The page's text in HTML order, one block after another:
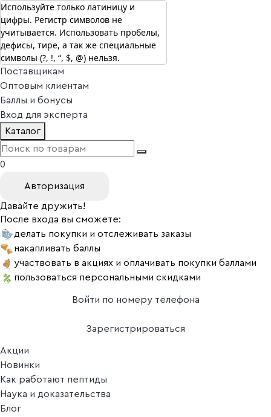
г. Москва
Vitual Peptide +7 (800) 101-13-25
Специалистам
Поставщикам
Оптовым клиентам
Баллы и бонусы
Вход для эксперта
Каталог
0
Авторизация
Давайте дружить!
После входа вы сможете:
делать покупки и отслеживать заказы
накапливать баллы
участвовать в акциях и оплачивать покупки баллами
пользоваться персональными скидками
Войти по номеру телефона
Зарегистрироваться
Акции
Новинки
Как работают пептиды
Наука и доказательства
Блог
Используйте только латиницу и
цифры. Регистр символов не
учитывается. Использовать пробелы,
дефисы, тире, а так же специальные
символы (?, !, “, $, @) нельзя.